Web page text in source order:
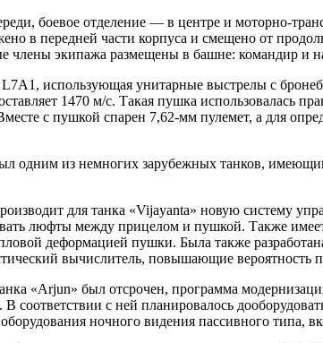
боевое отделение — в центре и моторно-
в передней части корпуса и смещено от
члены экипажа размещены в башне: командир
использующая унитарные выстрелы с
1470 м/с. Такая пушка использовалась
с пушкой спарен 7,62-мм пулемет, а для
одним из немногих зарубежных танков,
для танка «Vijayanta» новую систему
люфты между прицелом и пушкой. Также
деформацией пушки. Была также
вычислитель, повышающие вероятность
«Arjun» был отсрочен, программа
соответствии с ней планировалось
ночного видения пассивного типа,